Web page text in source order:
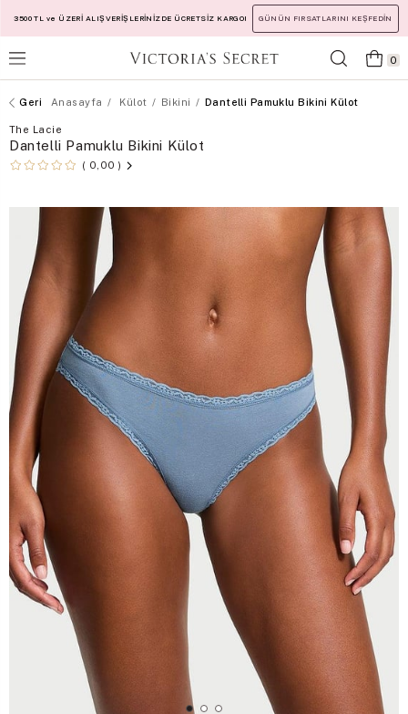
3500 TL ve ÜZERİ ALIŞVERİŞLERİNİZDE ÜCRETSİZ KARGO! GÜNÜN FIRSATLARINI KEŞFEDİN
0
Anasayfa Külot Bikini Dantelli Pamuklu Bikini Külot
The Lacie
Dantelli Pamuklu Bikini Külot
0,00